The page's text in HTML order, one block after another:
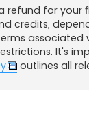
for your
credits,
associated
It's
outlines all